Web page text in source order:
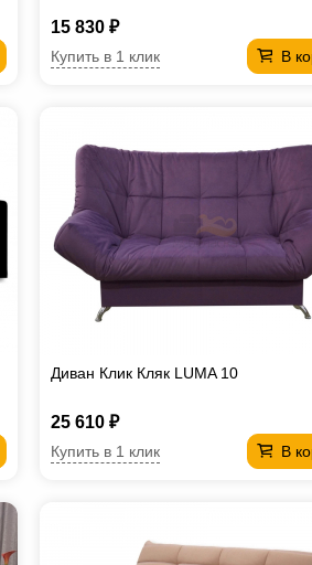
15 830 ₽
В
Купить в 1 клик
Диван Клик Кляк LUMA 10
25 610 ₽
В
Купить в 1 клик